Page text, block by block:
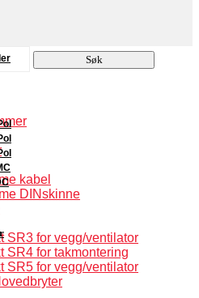
Søk
kabel
DINskinne
SR3 for vegg/ventilator
SR4 for takmontering
SR5 for vegg/ventilator